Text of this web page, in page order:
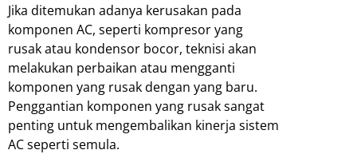
Jika ditemukan adanya kerusakan pada
komponen AC, seperti kompresor yang
rusak atau kondensor bocor, teknisi akan
melakukan perbaikan atau mengganti
komponen yang rusak dengan yang baru.
Penggantian komponen yang rusak sangat
penting untuk mengembalikan kinerja sistem
AC seperti semula.